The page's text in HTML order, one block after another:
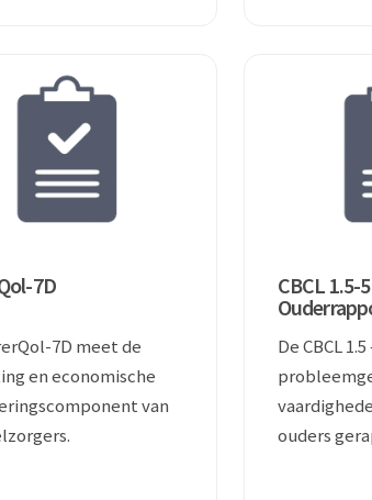
7D
7D meet de
en economische
van
CBCL 1.5-
De CBCL
ouders